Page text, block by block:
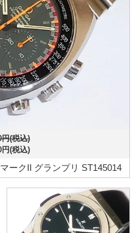
(税込)
(税込)
ークII グランプリ ST145014